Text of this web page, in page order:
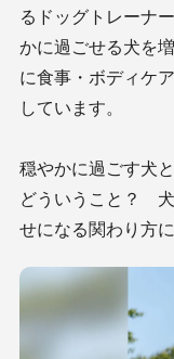
るドッグトレーナ
かに過ごせる犬を
に食事・ボディケ
しています。
穏やかに過ごす犬
どういうこと？
せになる関わり方